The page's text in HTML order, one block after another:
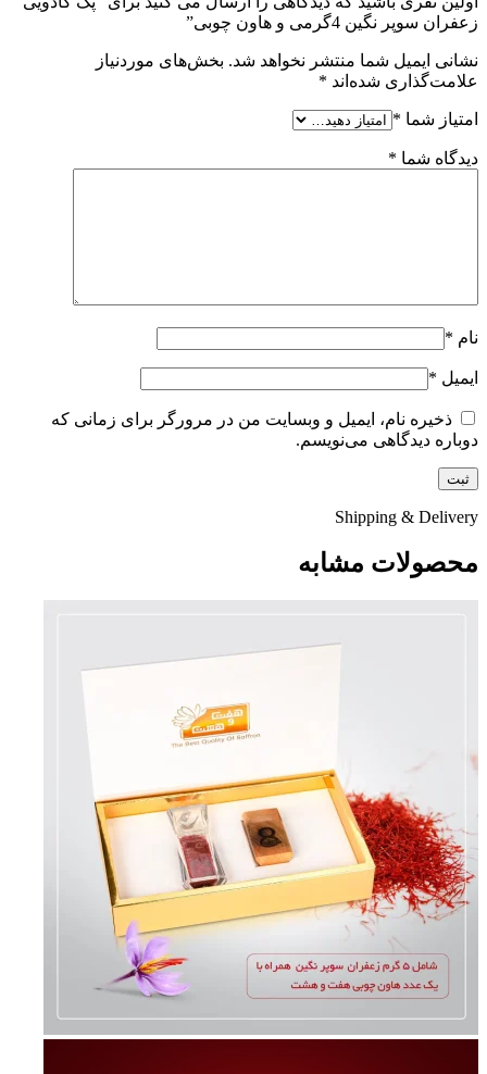
زعفران سوپر نگین 4گرمی و هاون چوبی”
نشانی ایمیل شما منتشر نخواهد شد. بخش‌های موردنیاز
علامت‌گذاری شده‌اند *
امتیاز شما *
دیدگاه شما *
نام *
ایمیل *
ذخیره نام، ایمیل و وبسایت من در مرورگر برای زمانی که
دوباره دیدگاهی می‌نویسم.
Shipping & Delivery
محصولات مشابه